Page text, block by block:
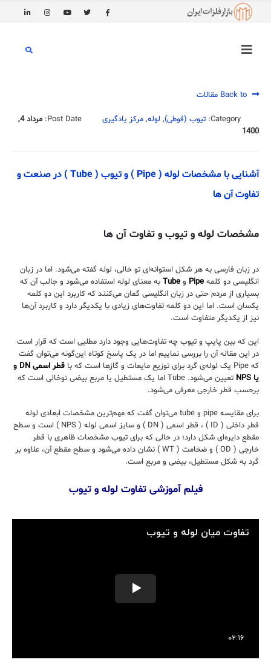
Category: تیوب (قوطی), لوله, مرکز یادگیری Post Date:
مرداد 4,
1400
آشنایی با مشخصات لوله ( Pipe ) و تیوب ( Tube ) در صنعت و
تفاوت آن ها
مشخصات لوله و تیوب و تفاوت آن ها
در زبان فارسی به هر شکل استوانه‌‌ای تو خالی، لوله گفته می‌شود. اما در زبان
انگلیسی دو کلمه‌
و
به معنای لوله استفاده می‌شود و جالب آن ‌که
بسیاری از مردم حتی در زبان انگلیسی گمان می‌کنند که کاربرد این دو کلمه
یکسان است. اما این دو کلمه تفاوت‌های زیادی با یکدیگر دارد و کاربرد آن‌ها
نیز از یکدیگر متفاوت است.
این که بین پایپ و تیوب چه تفاوت‌هایی وجود دارد مطلبی است که قرار است
در این مقاله آن را بررسی نماییم اما در یک پاسخ کوتاه این‌گونه می‌توان گفت
که Pipe یک لوله‌ی گرد برای توزیع مایعات و گازها است که با
قطر اسمی DN
و
یا NPS
تعیین می‌شود. Tube اما یک مستطیل یا مربع بیضی توخالی است که
برحسب قطر خارجی معرفی می‌شود.
برای مقایسه pipe و tube می‌توان گفت که مهم‌ترین مشخصات ابعادی لوله
قطر داخلی ( ID ) ، قطر اسمی ( DN ) و سایز اسمی لوله ( NPS ) است و سطح
مقطع دایره‌ای شکل‌ دارد؛ در حالی که برای تیوب مشخصات ظاهری با قطر
خارجی ( OD ) و ضخامت ( WT ) نشان داده می‌شود و سطح مقطع آن، علاوه بر
گرد به شکل مستطیل، بیضی و مربع است.
فیلم آموزشی تفاوت لوله و تیوب